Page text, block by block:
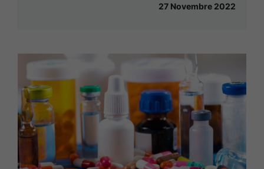
27 Novembre 2022